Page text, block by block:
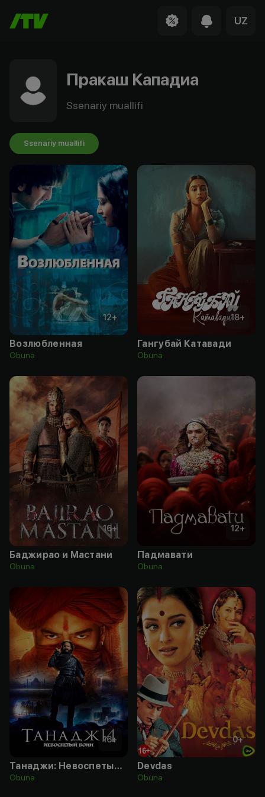
UZ
Пракаш Кападиа
Ssenariy muallifi
Ssenariy muallifi
12+
Возлюбленная
Obuna
18+
Гангубай Катавади
Obuna
16+
Баджирао и Мастани
Obuna
12+
Падмавати
Obuna
16+
Танаджи: Невоспетый воин
Obuna
0+
Devdas
Obuna